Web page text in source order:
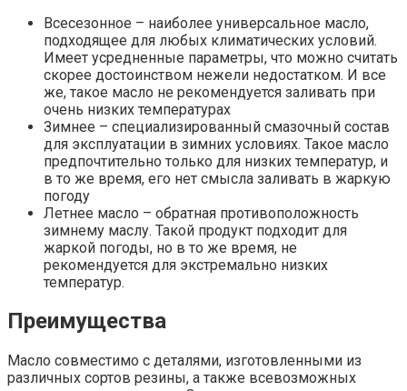
Всесезонное – наиболее универсальное масло,
подходящее для любых климатических условий.
Имеет усредненные параметры, что можно считать
скорее достоинством нежели недостатком. И все
же, такое масло не рекомендуется заливать при
очень низких температурах
Зимнее – специализированный смазочный состав
для эксплуатации в зимних условиях. Такое масло
предпочтительно только для низких температур, и
в то же время, его нет смысла заливать в жаркую
погоду
Летнее масло – обратная противоположность
зимнему маслу. Такой продукт подходит для
жаркой погоды, но в то же время, не
рекомендуется для экстремально низких
температур.
Преимущества
Масло совместимо с деталями, изготовленными из
различных сортов резины, а также всевозможных